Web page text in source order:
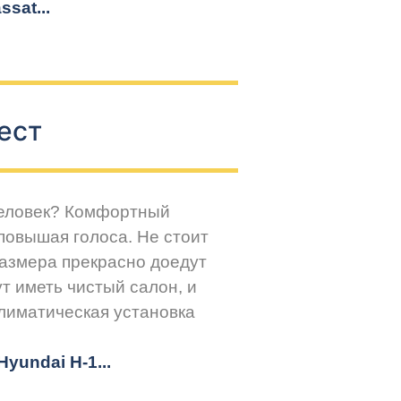
Комфортный
голоса. Не стоит
прекрасно доедут
иметь чистый салон, и
установка
H-1...